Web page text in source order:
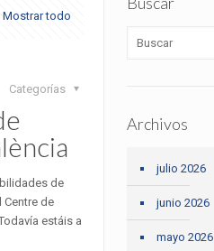
Mostrar todo
Categorías
de
Centre de
estáis a
Archivos
julio 2026
junio 2026
mayo 2026